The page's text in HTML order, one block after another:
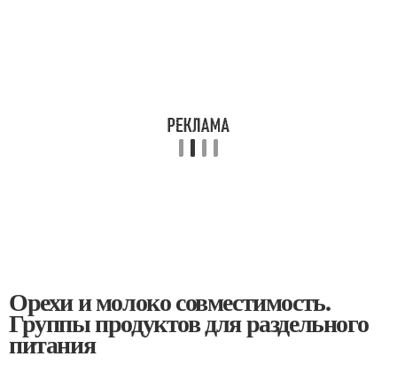
Орехи и молоко совместимость.
Группы продуктов для раздельного
питания